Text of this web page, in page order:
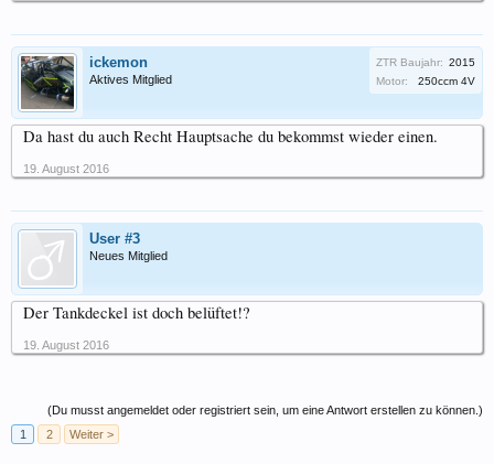
ickemon
Aktives Mitglied
ZTR Baujahr: 2015
Motor:
250ccm 4V
Da hast du auch Recht Hauptsache du bekommst wieder einen.
19. August 2016
User #3
Neues Mitglied
Der Tankdeckel ist doch belüftet!?
19. August 2016
(Du musst angemeldet oder registriert sein, um eine Antwort erstellen zu können.)
1
2 Weiter >